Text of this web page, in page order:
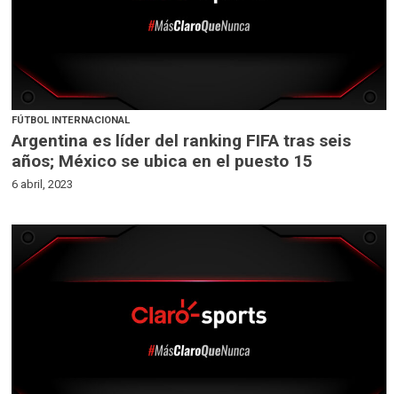
FÚTBOL INTERNACIONAL
Argentina es líder del ranking FIFA tras seis
años; México se ubica en el puesto 15
6 abril, 2023